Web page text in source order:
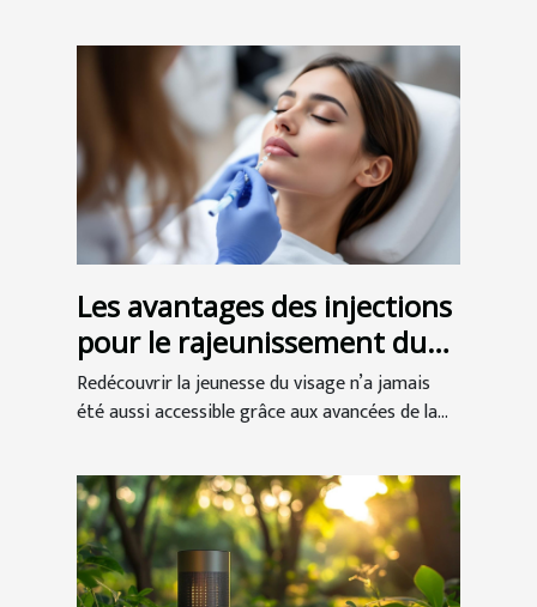
Les avantages des injections
pour le rajeunissement du
visage
Redécouvrir la jeunesse du visage n’a jamais
été aussi accessible grâce aux avancées de la...